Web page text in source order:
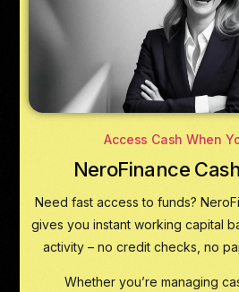
Access Cash When
NeroFinance
Need fast access to funds?
gives you instant working capital
activity – no credit checks, no
Whether you’re managing